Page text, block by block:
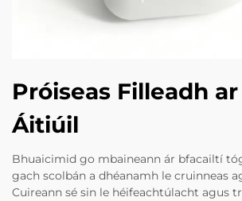
Próiseas Filleadh
Áitiúil
Bhuaicimid go mbaineann ár bfacailtí
gach scolbán a dhéanamh le cruinneas
Cuireann sé sin le héifeachtúlacht agus